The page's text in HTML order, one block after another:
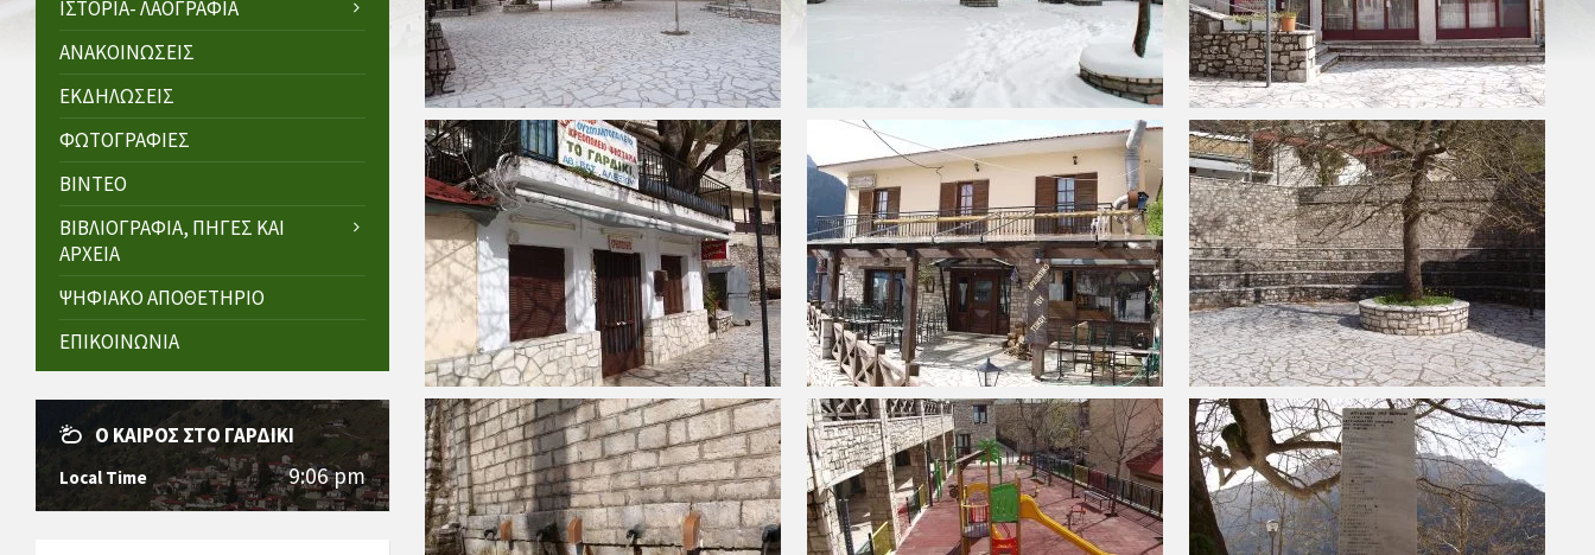
ΙΣΤΟΡΊΑ- ΛΑΟΓΡΑΦΊΑ
ΑΝΑΚΟΙΝΏΣΕΙΣ
ΕΚΔΗΛΏΣΕΙΣ
ΦΩΤΟΓΡΑΦΊΕΣ
ΒΊΝΤΕΟ
ΒΙΒΛΙΟΓΡΑΦΊΑ, ΠΗΓΈΣ ΚΑΙ
ΑΡΧΕΊΑ
ΨΗΦΙΑΚΌ ΑΠΟΘΕΤΉΡΙΟ
ΕΠΙΚΟΙΝΩΝΊΑ
Ο ΚΑΙΡΌΣ ΣΤΟ ΓΑΡΔΊΚΙ
Local Time 9:06 pm